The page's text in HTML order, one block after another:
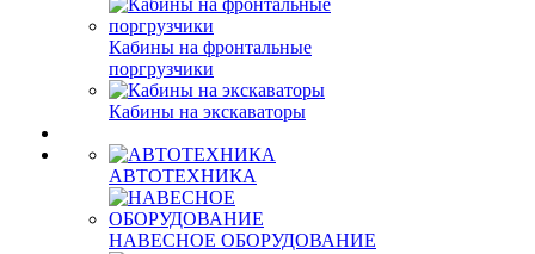
Кабины на фронтальные
поргрузчики
Кабины на экскаваторы
АВТОТЕХНИКА
НАВЕСНОЕ ОБОРУДОВАНИЕ